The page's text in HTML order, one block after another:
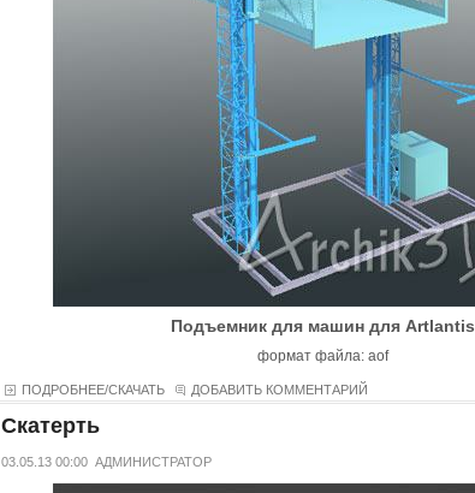
Подъемник для машин для Artlantis
формат файла: aof
ПОДРОБНЕЕ/СКАЧАТЬ ДОБАВИТЬ КОММЕНТАРИЙ
Скатерть
03.05.13 00:00 АДМИНИСТРАТОР